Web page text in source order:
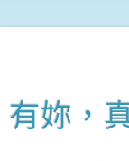
有妳，